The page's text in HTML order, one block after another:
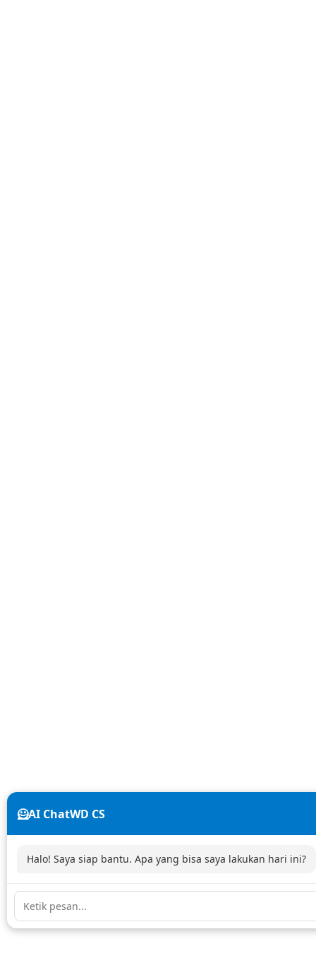
🦸AI ChatWD CS
Halo! Saya siap bantu. Apa yang bisa saya lakukan hari ini?